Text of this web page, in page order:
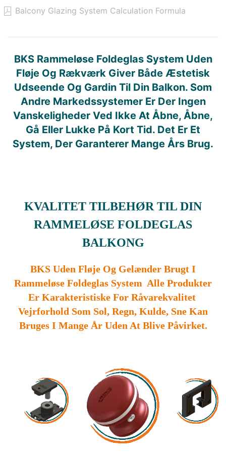
Balcony Glazing System Calculation Formula
BKS Rammeløse Foldeglas System Uden
Fløje Og Rækværk Giver Både Æstetisk
Udseende Og Gardin Til Din Balkon. Som
Andre Markedssystemer Er Der Ingen
Vanskeligheder Ved Ikke At Åbne, Åbne,
Gå Eller Lukke På Kort Tid. Det Er Et
System, Der Garanterer Mange Års Brug.
KVALITET TILBEHØR TIL DIN
RAMMELØSE FOLDEGLAS
BALKONG
BKS Uden Fløje Og Gelænder Brugt I
Rammeløse Foldeglas System Alle Produkter
Er Karakteristiske For Råvarekvalitet
Vejrforhold Som Sol, Regn, Kulde, Sne Kan
Bruges I Mange År Uden At Blive Påvirket.